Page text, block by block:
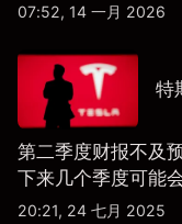
07:52, 14 一月 2026
特
第二季度财报不及
下来几个季度可能
20:21, 24 七月 2025